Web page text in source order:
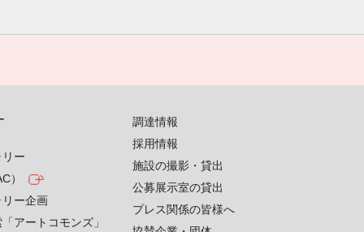
ー
）
ー企画
アートコモンズ」
調達情報
採用情報
施設の撮影・貸出
公募展示室の貸出
プレス関係の皆様へ